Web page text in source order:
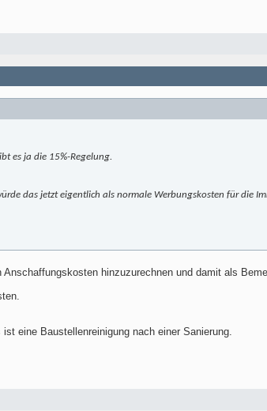
es ja die 15%-Regelung.
das jetzt eigentlich als normale Werbungskosten für die
hinzuzurechnen und damit als
eine Baustellenreinigung nach einer Sanierung.